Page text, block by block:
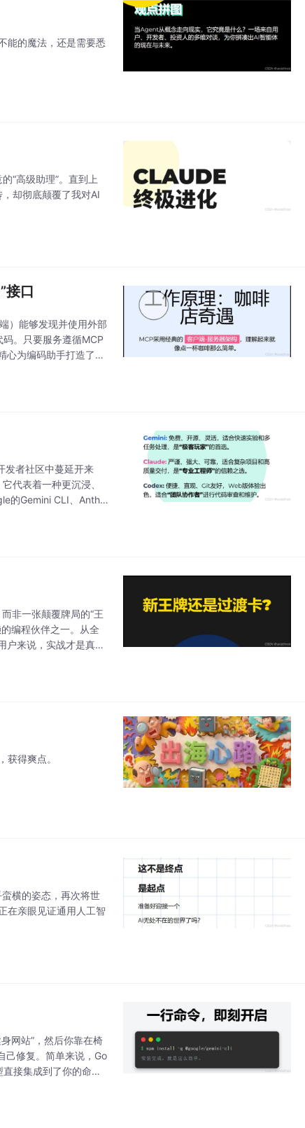
能的魔法，还是需要悉
“高级助理”。直到上
却彻底颠覆了我对AI
接口
）能够发现并使用外部
。只要服务遵循MCP
心为编码助手打造了一
发者社区中蔓延开来
代表着一种更沉浸、
的Gemini CLI、Anthr
非一张颠覆牌局的“王
编程伙伴之一。从全
户来说，实战才是真
获得爽点。
横的姿态，再次将世
在亲眼见证通用人工智
网站”，然后你靠在椅
己修复。简单来说，Go
接集成到了你的命令